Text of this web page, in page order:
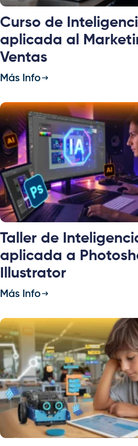
Curso de
aplicada al
Ventas
Más Info
Taller de
aplicada a
Illustrator
Más Info